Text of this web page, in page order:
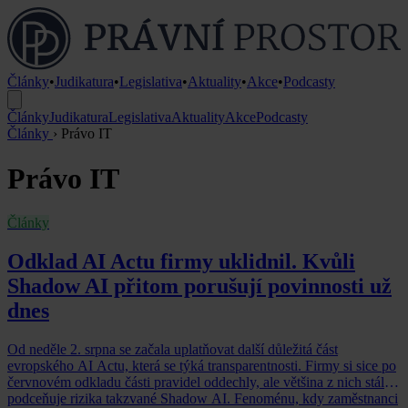
Články•Judikatura•Legislativa•Aktuality•Akce•Podcasty
ČlánkyJudikaturaLegislativaAktualityAkcePodcasty
Články › Právo IT
Právo IT
Články
Odklad AI Actu firmy uklidnil. Kvůli
Shadow AI přitom porušují povinnosti už
dnes
Od neděle 2. srpna se začala uplatňovat další důležitá část
evropského AI Actu, která se týká transparentnosti. Firmy si sice po
červnovém odkladu části pravidel oddechly, ale většina z nich stále
podceňuje rizika takzvané Shadow AI. Fenoménu, kdy zaměstnanci